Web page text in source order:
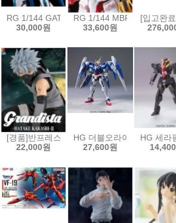
RG 1/144 GAT-X105B/FP 빌드스트라이크
30,000원
RG 1/144 MBF-P02 건담
33,600원
[입고완
[경품]반프레스토 나루토 질풍전 Grandista
22,000원
HG 더블오라이저 + GN 소
27,600원
HG 세라